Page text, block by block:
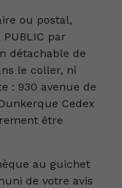
ou postal,
PUBLIC par
détachable de
le coller, ni
: 930 avenue de
Cedex
être
au guichet
de votre avis